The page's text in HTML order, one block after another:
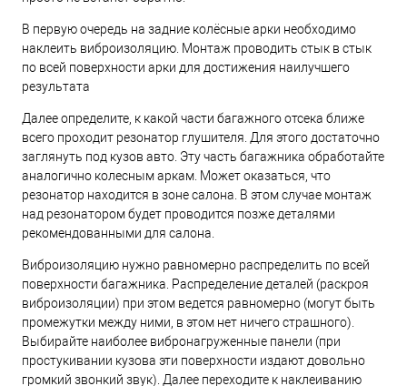
В первую очередь на задние колёсные арки необходимо
наклеить виброизоляцию. Монтаж проводить стык в стык
по всей поверхности арки для достижения наилучшего
результата
Далее определите, к какой части багажного отсека ближе
всего проходит резонатор глушителя. Для этого достаточно
заглянуть под кузов авто. Эту часть багажника обработайте
аналогично колесным аркам. Может оказаться, что
резонатор находится в зоне салона. В этом случае монтаж
над резонатором будет проводится позже деталями
рекомендованными для салона.
Виброизоляцию нужно равномерно распределить по всей
поверхности багажника. Распределение деталей (раскроя
виброизоляции) при этом ведется равномерно (могут быть
промежутки между ними, в этом нет ничего страшного).
Выбирайте наиболее вибронагруженные панели (при
простукивании кузова эти поверхности издают довольно
громкий звонкий звук). Далее переходите к наклеиванию